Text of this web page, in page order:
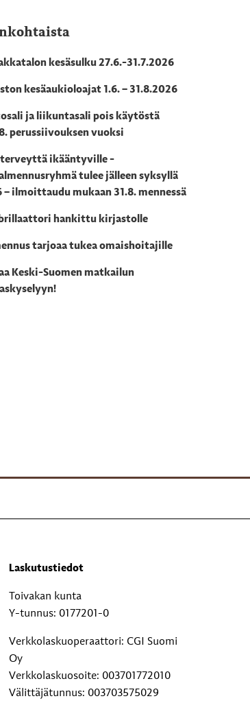
kesäsulku 27.6.-31.7.2026
kesäaukioloajat 1.6. – 31.8.2026
ja liikuntasali pois käytöstä
perussiivouksen vuoksi
ikääntyville -
tulee jälleen syksyllä
– ilmoittaudu mukaan 31.8. mennessä
hankittu kirjastolle
tarjoaa tukea omaishoitajille
Keski-Suomen matkailun
Laskutustiedot
Toivakan kunta
Y-tunnus: 0177201-0
Verkkolaskuoperaattori: CGI Suomi
Oy
Verkkolaskuosoite: 003701772010
Välittäjätunnus: 003703575029